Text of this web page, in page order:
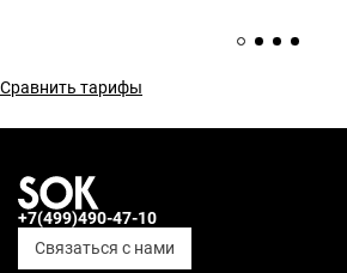
Сравнить тарифы
+7(499)490-47-10
Связаться с нами